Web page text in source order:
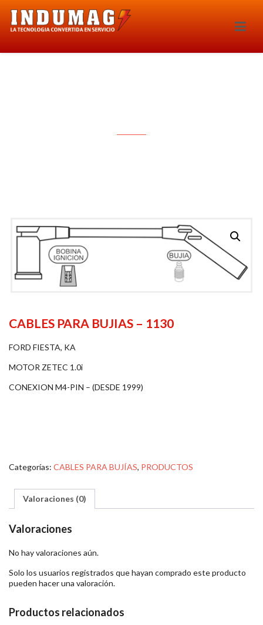
CABLES PARA BUJIAS – 1130
FORD FIESTA, KA
MOTOR ZETEC 1.0i
CONEXION M4-PIN – (DESDE 1999)
Categorías: CABLES PARA BUJÍAS, PRODUCTOS
Valoraciones (0)
Valoraciones
No hay valoraciones aún.
Solo los usuarios registrados que hayan comprado este producto
pueden hacer una valoración.
Productos relacionados